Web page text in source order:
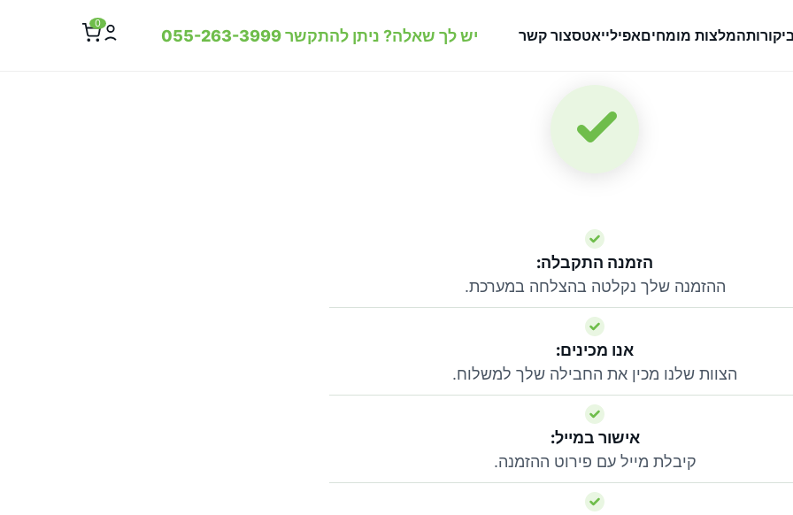
המלצות מומחיםאפילייאטסצור קשר יש לך שאלה? ניתן להתקשר055-263-3999
0
הזמנה התקבלה:
ההזמנה שלך נקלטה בהצלחה במערכת.
אנו מכינים:
הצוות שלנו מכין את החבילה שלך למשלוח.
אישור במייל:
קיבלת מייל עם פירוט ההזמנה.